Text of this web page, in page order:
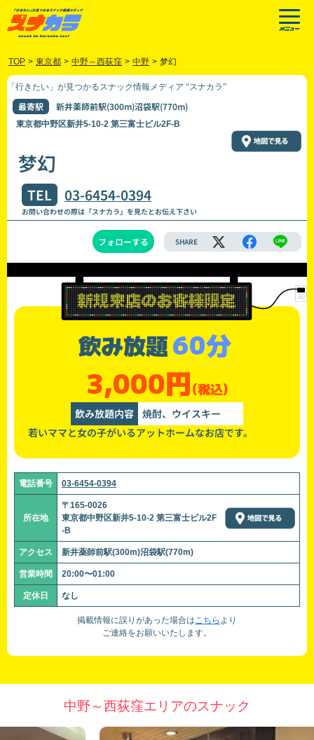
TOP > 東京都 > 中野～西荻窪 > 中野 > 梦幻
「行きたい」が見つかるスナック情報メディア “スナカラ”
最寄駅 新井薬師前駅(300m)沼袋駅(770m)
東京都中野区新井5-10-2 第三富士ビル2F-B
梦幻
TEL 03-6454-0394
お問い合わせの際は「スナカラ」を見たとお伝え下さい
フォローする SHARE
飲み放題60分
3,000円(税込)
飲み放題内容 焼酎、ウイスキー
若いママと女の子がいるアットホームなお店です。
電話番号 03-6454-0394
所在地
〒165-0026
東京都中野区新井5-10-2 第三富士ビル2F
-B
アクセス 新井薬師前駅(300m)沼袋駅(770m)
営業時間 20:00〜01:00
定休日 なし
掲載情報に誤りがあった場合はこちら より
ご連絡をお願いいたします。
中野～西荻窪エリアのスナック